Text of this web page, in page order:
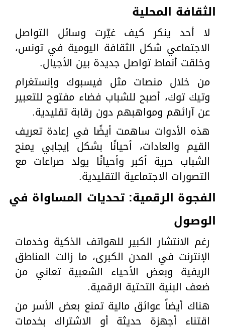
الثقافة المحلية
لا أحد ينكر كيف غيّرت وسائل التواصل
الاجتماعي شكل الثقافة اليومية في تونس،
وخلقت أنماط تواصل جديدة بين الأجيال.
من خلال منصات مثل فيسبوك وإنستغرام
وتيك توك، أصبح للشباب فضاء مفتوح للتعبير
عن آرائهم ومواهبهم دون رقابة تقليدية.
هذه الأدوات ساهمت أيضًا في إعادة تعريف
القيم والعادات، أحيانًا بشكل إيجابي يمنح
الشباب حرية أكبر وأحيانًا يولد صراعات مع
التصورات الاجتماعية التقليدية.
الفجوة الرقمية: تحديات المساواة في
الوصول
رغم الانتشار الكبير للهواتف الذكية وخدمات
الإنترنت في المدن الكبرى، ما زالت المناطق
الريفية وبعض الأحياء الشعبية تعاني من
ضعف البنية التحتية الرقمية.
هناك أيضاً عوائق مالية تمنع بعض الأسر من
اقتناء أجهزة حديثة أو الاشتراك بخدمات